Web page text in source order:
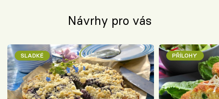
Návrhy pro vás
SLADKÉ PŘÍLOHY